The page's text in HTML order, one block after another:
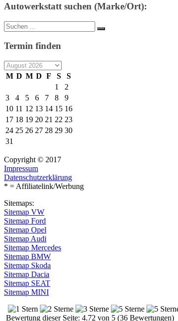
Autowerkstatt suchen (Marke/Ort):
Suche
nach:
Suchen
Termin finden
M D M D F S
S
1
2
3
4 5 6 7 8
9
10 11 12 13 14 15 16
17 18 19 20 21 22 23
24 25 26 27 28 29 30
31
Copyright © 2017
Impressum
Datenschutzerklärung
* = Affiliatelink/Werbung
Sitemaps:
Sitemap VW
Sitemap Ford
Sitemap Opel
Sitemap Audi
Sitemap Mercedes
Sitemap BMW
Sitemap Skoda
Sitemap Dacia
Sitemap SEAT
Sitemap MINI
Bewertung dieser Seite: 4.72 von 5 (36 Bewertungen)